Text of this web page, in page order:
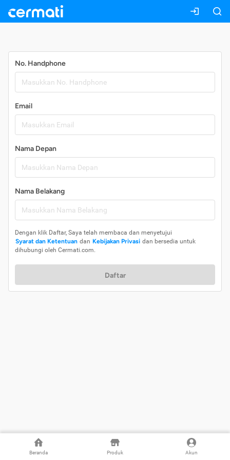
Beranda Produk Akun
No. Handphone
Email
Nama Depan
Nama Belakang
Dengan klik Daftar, Saya telah membaca dan menyetujui
Syarat dan Ketentuan dan Kebijakan Privasi dan bersedia untuk
dihubungi oleh Cermati.com.
Daftar